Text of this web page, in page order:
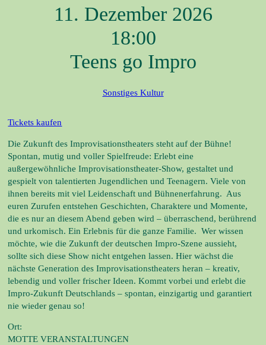
11. Dezember 2026
18:00
Teens go Impro
Sonstiges Kultur
Tickets kaufen
Die Zukunft des Improvisationstheaters steht auf der Bühne!
Spontan, mutig und voller Spielfreude: Erlebt eine
außergewöhnliche Improvisationstheater-Show, gestaltet und
gespielt von talentierten Jugendlichen und Teenagern. Viele von
ihnen bereits mit viel Leidenschaft und Bühnenerfahrung. Aus
euren Zurufen entstehen Geschichten, Charaktere und Momente,
die es nur an diesem Abend geben wird – überraschend, berührend
und urkomisch. Ein Erlebnis für die ganze Familie. Wer wissen
möchte, wie die Zukunft der deutschen Impro-Szene aussieht,
sollte sich diese Show nicht entgehen lassen. Hier wächst die
nächste Generation des Improvisationstheaters heran – kreativ,
lebendig und voller frischer Ideen. Kommt vorbei und erlebt die
Impro-Zukunft Deutschlands – spontan, einzigartig und garantiert
nie wieder genau so!
Ort:
MOTTE VERANSTALTUNGEN